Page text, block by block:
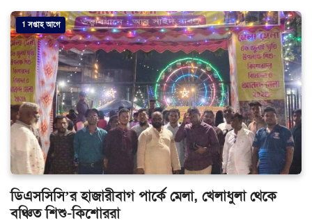
1 সপ্তাহ আগে
ডিএসসিসি’র হাজারীবাগ পার্কে মেলা, খেলাধুলা থেকে
বঞ্চিত শিশু-কিশোররা